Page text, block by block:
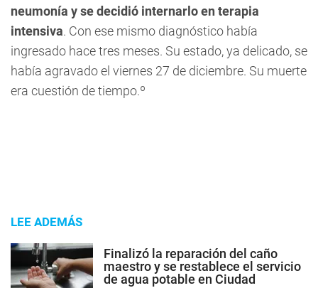
neumonía y se decidió internarlo en terapia
intensiva. Con ese mismo diagnóstico había
ingresado hace tres meses. Su estado, ya delicado, se
había agravado el viernes 27 de diciembre. Su muerte
era cuestión de tiempo.º
LEE ADEMÁS
Finalizó la reparación del caño
maestro y se restablece el servicio
de agua potable en Ciudad